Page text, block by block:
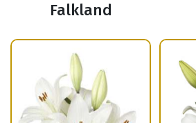
Falkland